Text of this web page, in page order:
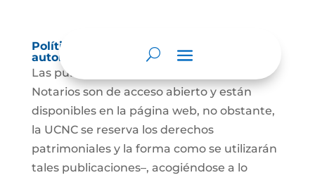
Política de derechos de autor y/o
autorización de uso sobre los contenidos
Las publicaciones de la UCNC y de los
Notarios son de acceso abierto y están
disponibles en la página web, no obstante,
la UCNC se reserva los derechos
patrimoniales y la forma como se utilizarán
tales publicaciones–, acogiéndose a lo